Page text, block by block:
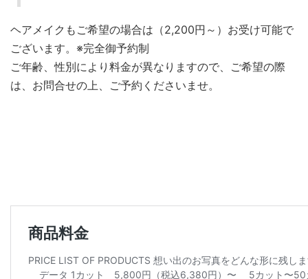
ヘアメイクもご希望の場合は（2,200円～）お受け可能で
ございます。※完全御予約制
ご年齢、性別により料金が異なりますので、ご希望の際
は、お問合せの上、ご予約くださいませ。